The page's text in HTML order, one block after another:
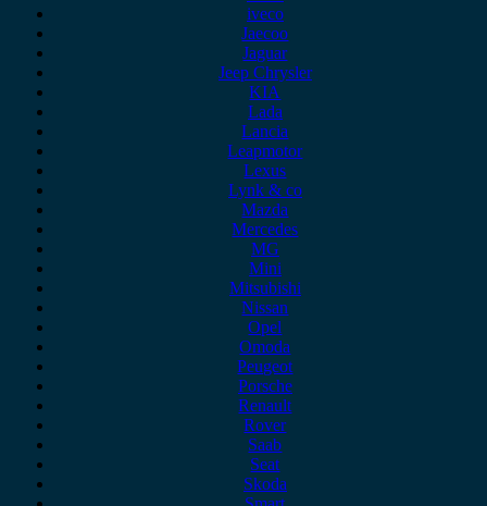
iveco
Jaecoo
Jaguar
Jeep Chrysler
KIA
Lada
Lancia
Leapmotor
Lexus
Lynk & co
Mazda
Mercedes
MG
Mini
Mitsubishi
Nissan
Opel
Omoda
Peugeot
Porsche
Renault
Rover
Saab
Seat
Skoda